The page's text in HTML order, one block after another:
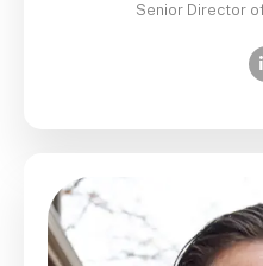
Senior Director